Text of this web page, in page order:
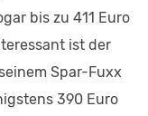
bis zu 411 Euro
ist der
Spar-Fuxx
390 Euro